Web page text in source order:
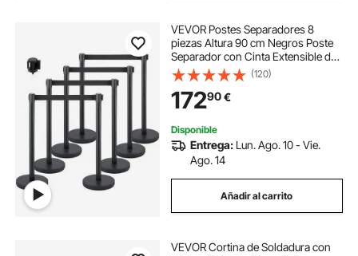
VEVOR Postes Separadores 8
piezas Altura 90 cm Negros Poste
Separador con Cinta Extensible de
2 m Negra Conexión de 4 Vías
Diámetro de Base 32 cm Postes de
Barrera de Control de Multitudes
Retráctiles
(120)
17290€
Disponible
Entrega: Lun. Ago. 10 - Vie.
Ago. 14
Añadir al carrito
VEVOR Cortina de Soldadura con